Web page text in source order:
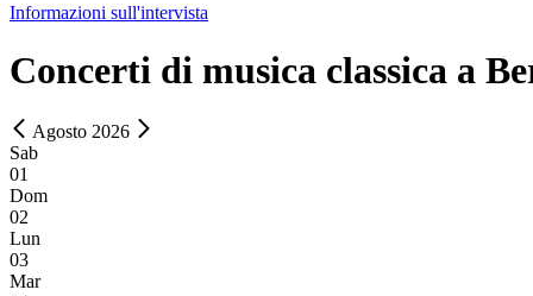
Informazioni sull'intervista
Concerti di musica classica a
Agosto 2026
Sab
01
Dom
02
Lun
03
Mar